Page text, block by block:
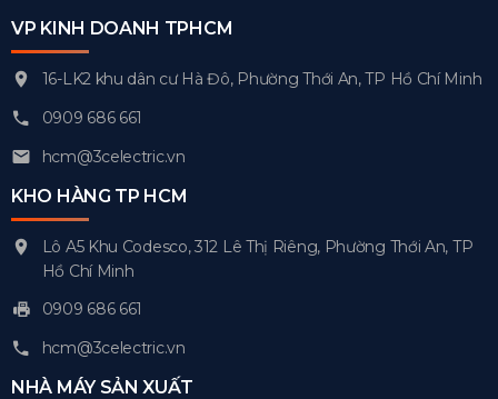
VP KINH DOANH TPHCM
16-LK2 khu dân cư Hà Đô, Phường Thới An, TP Hồ Chí Minh
0909 686 661
hcm@3celectric.vn
KHO HÀNG TP HCM
Lô A5 Khu Codesco, 312 Lê Thị Riêng, Phường Thới An, TP
Hồ Chí Minh
0909 686 661
hcm@3celectric.vn
NHÀ MÁY SẢN XUẤT